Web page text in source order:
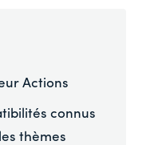
Actions
connus
thèmes